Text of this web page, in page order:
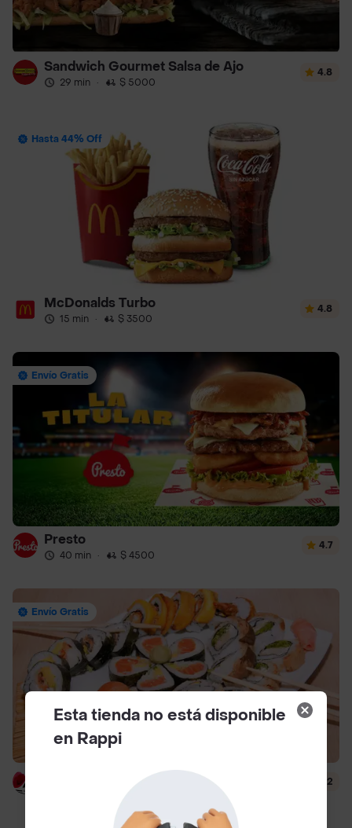
Sandwich Gourmet Salsa de Ajo
29 min · $ 5000
4.8
Hasta 44% Off
McDonalds Turbo
15 min · $ 3500
4.8
Envío Gratis
Presto
40 min · $ 4500
4.7
Envío Gratis
$ 6500
4.2
Esta tienda no está disponible
en Rappi